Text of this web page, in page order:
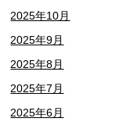
2025年10月
2025年9月
2025年8月
2025年7月
2025年6月